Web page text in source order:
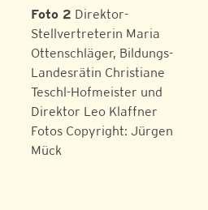
Foto 2 Direktor-
Stellvertreterin Maria
Ottenschläger, Bildungs-
Landesrätin Christiane
Teschl-Hofmeister und
Direktor Leo Klaffner
Fotos Copyright: Jürgen
Mück